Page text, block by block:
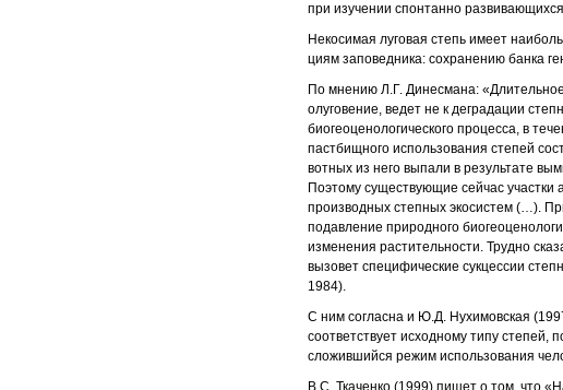
при изучении спонтанно
Некосимая луговая степь имеет
циям заповедника: сохранению банка
По мнению Л.Г. Динесмана:
олуговение, ведет не к деградации
биогеоценологического процесса, в
пастбищного использования степей
вотных из него выпали в результате
Поэтому существующие сейчас
производных степных экосистем (…).
подавление природного
изменения растительности. Трудно
вызовет специфические сукцессии
1984).
С ним согласна и Ю.Д. Нухимовская
соответствует исходному типу
сложившийся режим использования
В.С. Ткаченко (1999) пишет о том, что